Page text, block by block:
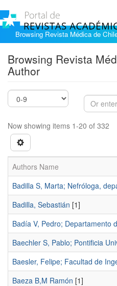
Browsing Revista Médica de
Browsing Revista
Author
Now showing items 1-20 of 332
Authors Name
Badilla S, Marta; Nefróloga,
Badilla, Sebastián [1]
Badía V, Pedro; Departamento
Baechler S, Pablo; Pontificia
Baesler, Felipe; Facultad de
Baeza B,M Ramón [1]